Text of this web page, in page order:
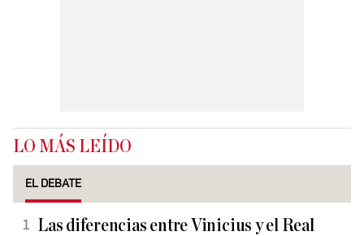
LO MÁS LEÍDO
EL DEBATE
Las diferencias entre Vinicius y el Real